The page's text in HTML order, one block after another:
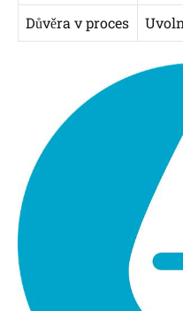
Důvěra v proces